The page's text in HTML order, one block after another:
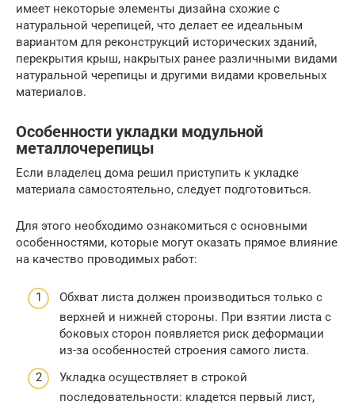
имеет некоторые элементы дизайна схожие с
натуральной черепицей, что делает ее идеальным
вариантом для реконструкций исторических зданий,
перекрытия крыш, накрытых ранее различными видами
натуральной черепицы и другими видами кровельных
материалов.
Особенности укладки модульной
металлочерепицы
Если владелец дома решил приступить к укладке
материала самостоятельно, следует подготовиться.
Для этого необходимо ознакомиться с основными
особенностями, которые могут оказать прямое влияние
на качество проводимых работ:
Обхват листа должен производиться только с
верхней и нижней стороны. При взятии листа с
боковых сторон появляется риск деформации
из-за особенностей строения самого листа.
Укладка осуществляет в строкой
последовательности: кладется первый лист,